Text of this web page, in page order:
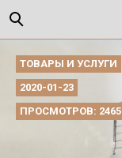
ТОВАРЫ И УСЛУГИ
2020-01-23
ПРОСМОТРОВ: 2465